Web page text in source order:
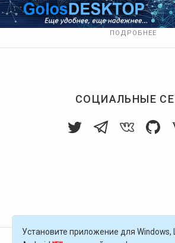
ПОДРОБНЕЕ
СОЦИАЛЬНЫЕ
Установите приложение для Windows,